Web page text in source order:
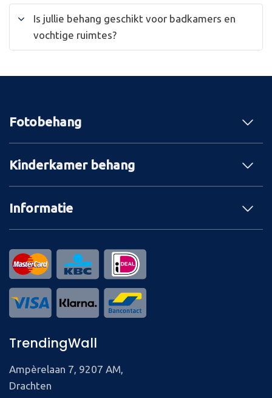
Is jullie behang geschikt voor badkamers en
vochtige ruimtes?
Fotobehang
Kinderkamer behang
Informatie
TrendingWall
Ampèrelaan 7, 9207 AM,
Drachten